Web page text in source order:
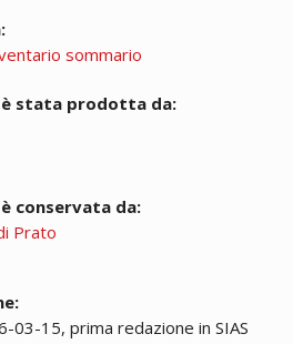
sommario
è stata prodotta da:
conservata da:
Prato
03-15, prima redazione in SIAS